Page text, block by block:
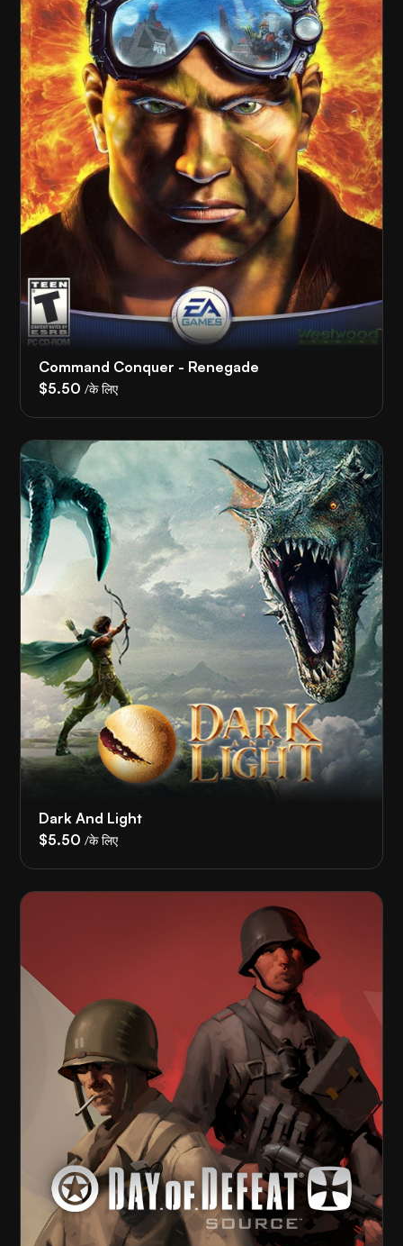
Command Conquer - Renegade
$5.50 /के लिए
Dark And Light
$5.50 /के लिए